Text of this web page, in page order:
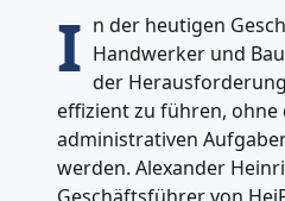
I n der heutigen
Handwerker und
der
effizient zu führen, ohne
administrativen
werden. Alexander